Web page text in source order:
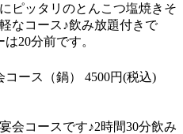
ピッタリのとんこつ塩焼きそ
なコース♪飲み放題付きで
20分前です。
コース（鍋） 4500円(税込)
会コースです♪2時間30分飲み